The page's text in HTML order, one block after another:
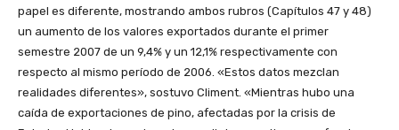
papel es diferente, mostrando ambos rubros (Capítulos 47 y 48)
un aumento de los valores exportados durante el primer
semestre 2007 de un 9,4% y un 12,1% respectivamente con
respecto al mismo período de 2006. «Estos datos mezclan
realidades diferentes», sostuvo Climent. «Mientras hubo una
caída de exportaciones de pino, afectadas por la crisis de